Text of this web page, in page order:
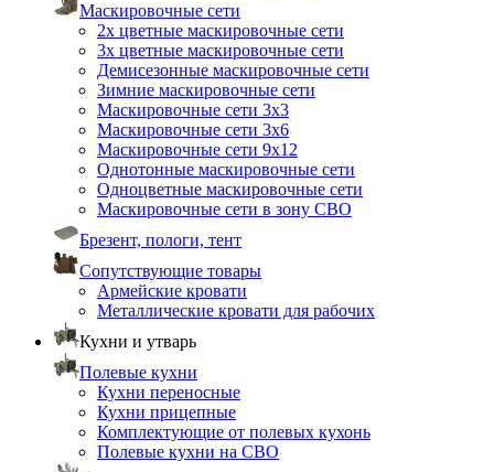
Маскировочные сети
2х цветные маскировочные сети
3х цветные маскировочные сети
Демисезонные маскировочные сети
Зимние маскировочные сети
Маскировочные сети 3х3
Маскировочные сети 3х6
Маскировочные сети 9х12
Однотонные маскировочные сети
Одноцветные маскировочные сети
Маскировочные сети в зону СВО
Брезент, пологи, тент
Сопутствующие товары
Армейские кровати
Металлические кровати для рабочих
Кухни и утварь
Полевые кухни
Кухни переносные
Кухни прицепные
Комплектующие от полевых кухонь
Полевые кухни на СВО